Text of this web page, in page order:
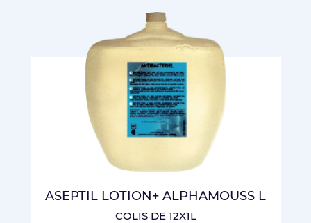
ASEPTIL LOTION+ ALPHAMOUSS L
COLIS DE 12X1L